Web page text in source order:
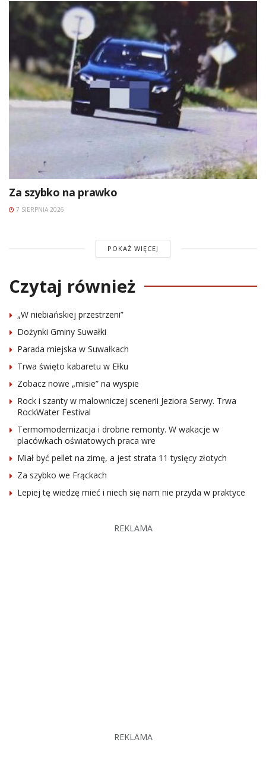
Za szybko na prawko
7 SIERPNIA 2026
POKAŻ WIĘCEJ
Czytaj również
„W niebiańskiej przestrzeni”
Dożynki Gminy Suwałki
Parada miejska w Suwałkach
Trwa święto kabaretu w Ełku
Zobacz nowe „misie” na wyspie
Rock i szanty w malowniczej scenerii Jeziora Serwy. Trwa
RockWater Festival
Termomodernizacja i drobne remonty. W wakacje w
placówkach oświatowych praca wre
Miał być pellet na zimę, a jest strata 11 tysięcy złotych
Za szybko we Frąckach
Lepiej tę wiedzę mieć i niech się nam nie przyda w praktyce
REKLAMA
REKLAMA